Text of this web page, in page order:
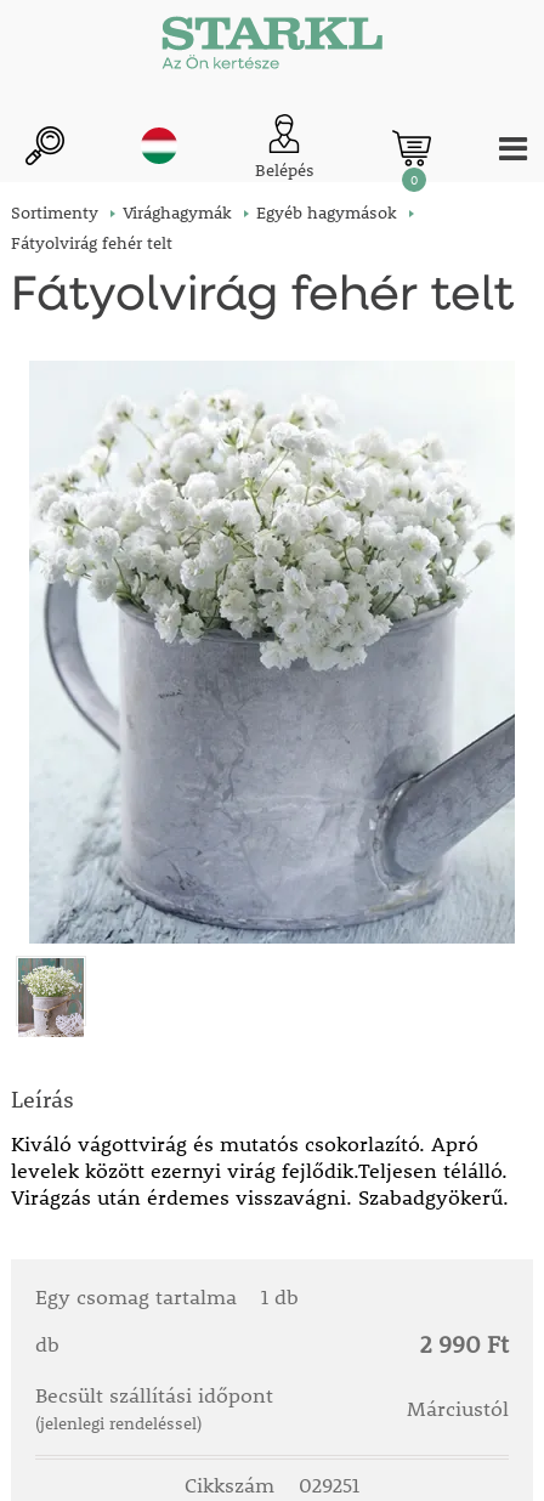
Belépés 0
Sortimenty Virághagymák
Egyéb hagymások
Fátyolvirág fehér telt
Fátyolvirág fehér telt
Leírás
Kiváló vágottvirág és mutatós csokorlazító. Apró
levelek között ezernyi virág fejlődik.Teljesen télálló.
Virágzás után érdemes visszavágni. Szabadgyökerű.
Egy csomag tartalma
1 db
db
2 990 Ft
Becsült szállítási időpont
(jelenlegi rendeléssel)
Márciustól
Cikkszám 029251